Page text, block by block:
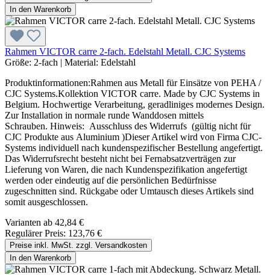
In den Warenkorb
Rahmen VICTOR carre 2-fach. Edelstahl Metall. CJC Systems
Größe: 2-fach | Material: Edelstahl
Produktinformationen:Rahmen aus Metall für Einsätze von PEHA /
CJC Systems.Kollektion VICTOR carre. Made by CJC Systems in
Belgium. Hochwertige Verarbeitung, geradliniges modernes Design.
Zur Installation in normale runde Wanddosen mittels
Schrauben. Hinweis: Ausschluss des Widerrufs (gültig nicht für
CJC Produkte aus Aluminium )Dieser Artikel wird von Firma CJC-
Systems individuell nach kundenspezifischer Bestellung angefertigt.
Das Widerrufsrecht besteht nicht bei Fernabsatzverträgen zur
Lieferung von Waren, die nach Kundenspezifikation angefertigt
werden oder eindeutig auf die persönlichen Bedürfnisse
zugeschnitten sind. Rückgabe oder Umtausch dieses Artikels sind
somit ausgeschlossen.
Varianten ab 42,84 €
Regulärer Preis: 123,76 €
Preise inkl. MwSt. zzgl. Versandkosten
In den Warenkorb